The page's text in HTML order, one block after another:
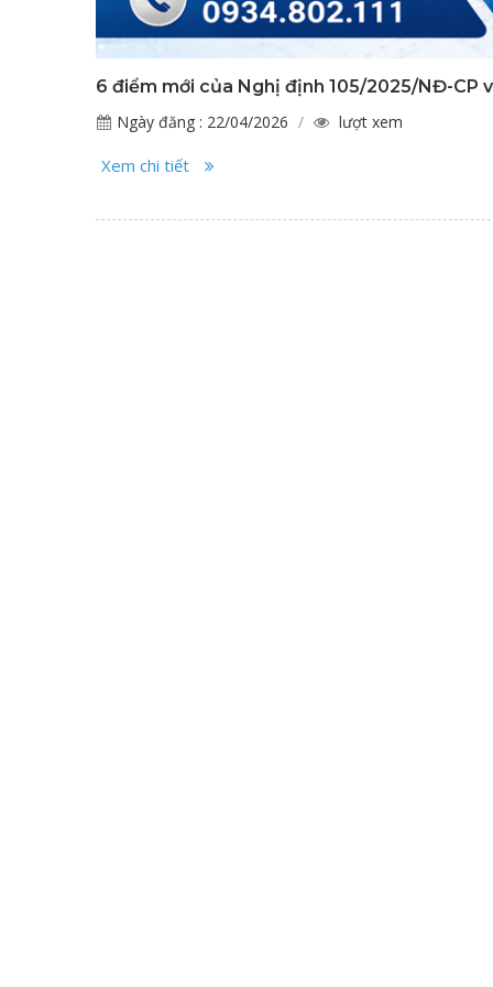
6 điểm mới của Nghị định 105/2025/NĐ-CP
Ngày đăng : 22/04/2026
lượt xem
Xem chi tiết